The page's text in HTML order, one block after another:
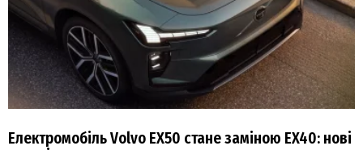
Електромобіль Volvo EX50 стане заміною EX40: нові